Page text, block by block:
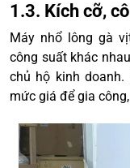
1.3. Kích cỡ,
Máy nhổ lông gà
công suất khác
chủ hộ kinh
mức giá để gia